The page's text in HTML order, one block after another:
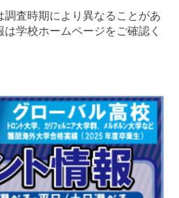
査時期により異なることがあ
学校ホームページをご確認く